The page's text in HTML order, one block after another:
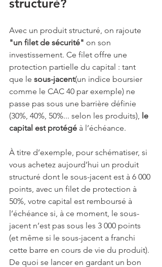
structuré?
Avec un produit structuré, on rajoute
"un filet de sécurité" on son
investissement. Ce filet offre une
protection partielle du capital : tant
que le sous-jacent(un indice boursier
comme le CAC 40 par exemple) ne
passe pas sous une barrière définie
(30%, 40%, 50%... selon les produits), le
capital est protégé à l’échéance.
À titre d’exemple, pour schématiser, si
vous achetez aujourd’hui un produit
structuré dont le sous-jacent est à 6 000
points, avec un filet de protection à
50%, votre capital est remboursé à
l’échéance si, à ce moment, le sous-
jacent n’est pas sous les 3 000 points
(et même si le sous-jacent a franchi
cette barre en cours de vie du produit).
De quoi se lancer en gardant un bon